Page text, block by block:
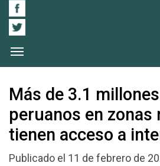
Más de 3.1
peruanos en zonas
tienen acceso a
Publicado el 11 de febrero de